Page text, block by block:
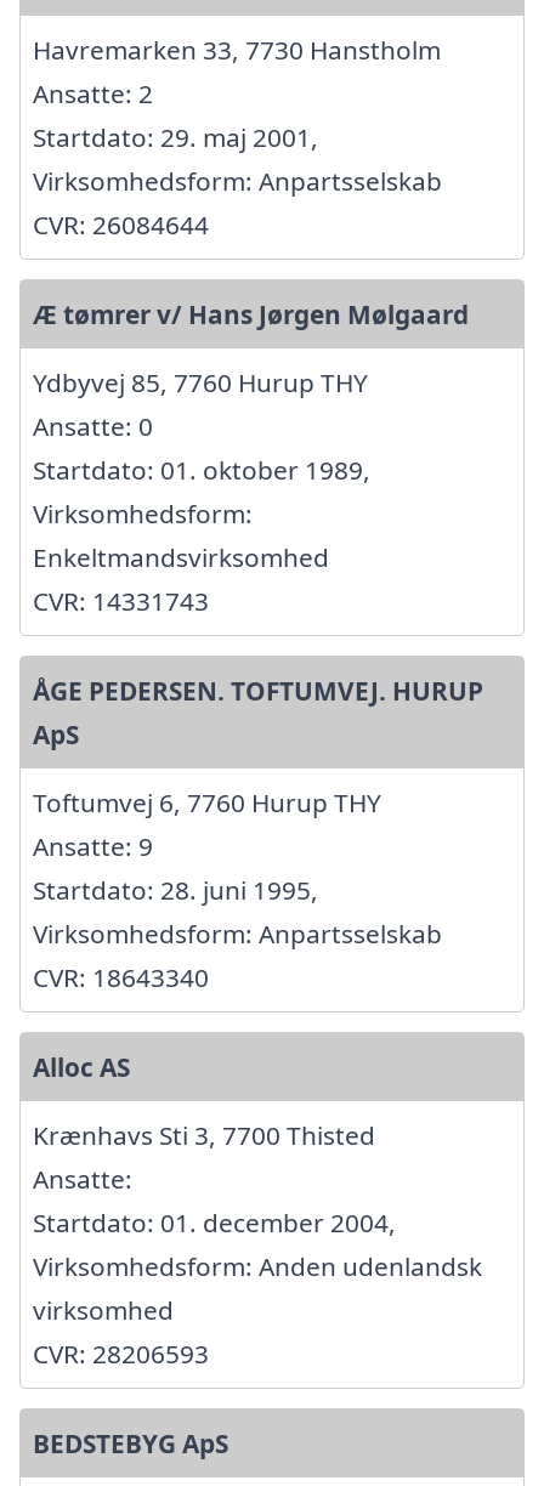
Havremarken 33, 7730 Hanstholm
Ansatte: 2
Startdato: 29. maj 2001,
Virksomhedsform: Anpartsselskab
CVR: 26084644
Æ tømrer v/ Hans Jørgen Mølgaard
Ydbyvej 85, 7760 Hurup THY
Ansatte: 0
Startdato: 01. oktober 1989,
Virksomhedsform:
Enkeltmandsvirksomhed
CVR: 14331743
ÅGE PEDERSEN. TOFTUMVEJ. HURUP
ApS
Toftumvej 6, 7760 Hurup THY
Ansatte: 9
Startdato: 28. juni 1995,
Virksomhedsform: Anpartsselskab
CVR: 18643340
Alloc AS
Krænhavs Sti 3, 7700 Thisted
Ansatte:
Startdato: 01. december 2004,
Virksomhedsform: Anden udenlandsk
virksomhed
CVR: 28206593
BEDSTEBYG ApS